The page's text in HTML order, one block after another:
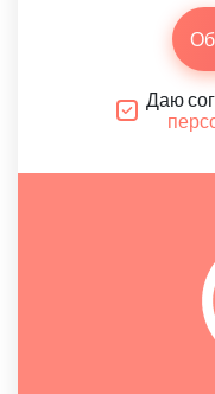
Даю